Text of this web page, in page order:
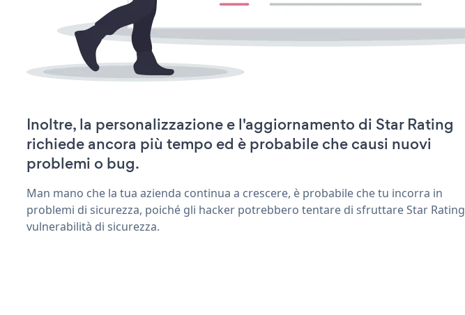
Inoltre, la personalizzazione e l'aggiornamento di Star Rating
richiede ancora più tempo ed è probabile che causi nuovi
problemi o bug.
Man mano che la tua azienda continua a crescere, è probabile che tu incorra in
problemi di sicurezza, poiché gli hacker potrebbero tentare di sfruttare Star Rating
vulnerabilità di sicurezza.